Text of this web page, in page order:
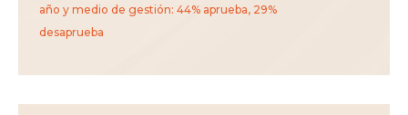
año y medio de gestión: 44% aprueba, 29%
desaprueba